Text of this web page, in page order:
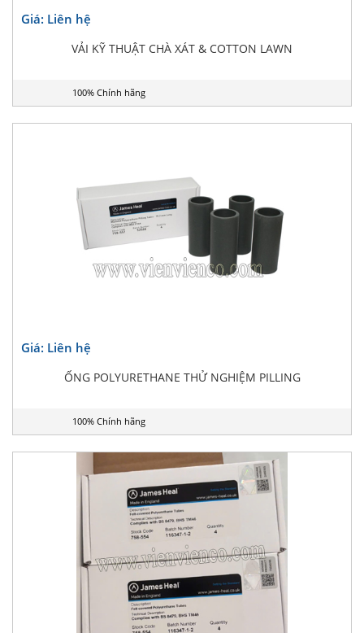
Giá: Liên hệ
VẢI KỸ THUẬT CHÀ XÁT & COTTON LAWN
100% Chính hãng
Giá: Liên hệ
ỐNG POLYURETHANE THỬ NGHIỆM PILLING
100% Chính hãng